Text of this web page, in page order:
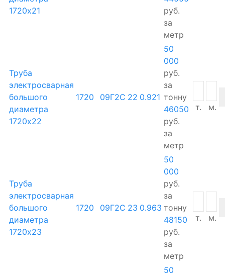
1720х21
руб.
за
метр
Труба
электросварная
большого
диаметра
1720х22
1720 09Г2С 22 0.921
50
000
руб.
за
тонну
46050
руб.
за
метр
т. м.
Труба
электросварная
большого
диаметра
1720х23
1720 09Г2С 23 0.963
50
000
руб.
за
тонну
48150
руб.
за
метр
т. м.
50